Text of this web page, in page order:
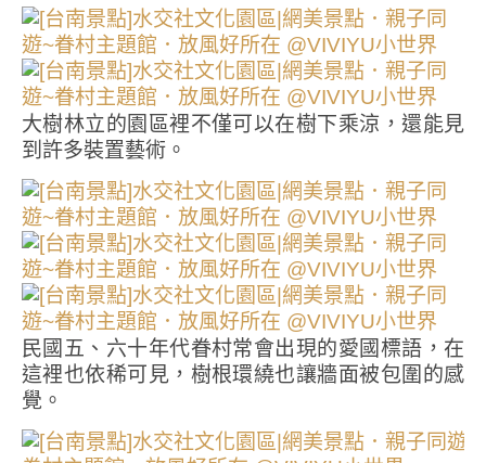
大樹林立的園區裡不僅可以在樹下乘涼，還能見
到許多裝置藝術。
民國五、六十年代眷村常會出現的愛國標語，在
這裡也依稀可見，樹根環繞也讓牆面被包圍的感
覺。